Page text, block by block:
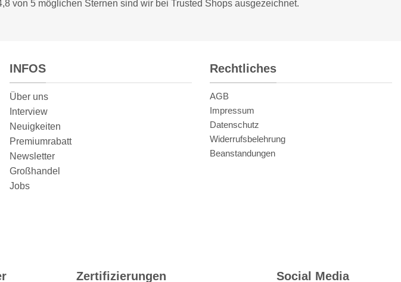
von 5 möglichen Sternen sind wir bei Trusted Shops ausgezeichnet.
INFOS
Über uns
Interview
Neuigkeiten
Premiumrabatt
Newsletter
Großhandel
Jobs
Rechtliches
AGB
Impressum
Datenschutz
Widerrufsbelehrung
Beanstandungen
Zertifizierungen Social Media